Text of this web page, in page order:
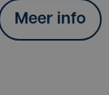
Meer info